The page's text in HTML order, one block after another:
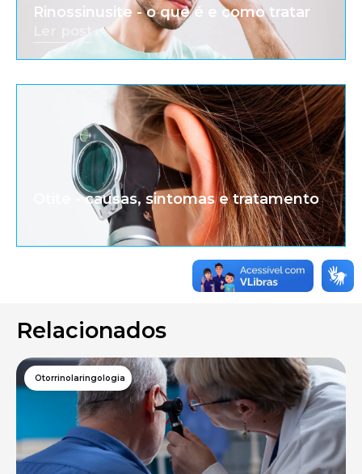
Rinossinusite - o que é e como tratar
Otite - causas, sintomas e tratamento
Relacionados
Otorrinolaringologia